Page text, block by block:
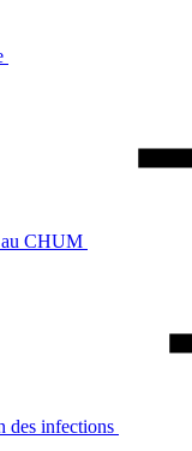
au CHUM
des infections